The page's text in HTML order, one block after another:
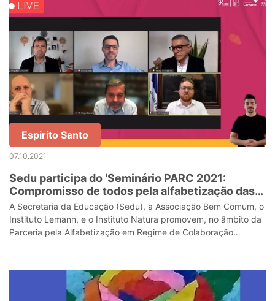
Espirito Santo
07.10.2021
Sedu participa do ‘Seminário PARC 2021:
Compromisso de todos pela alfabetização das
crianças’
A Secretaria da Educação (Sedu), a Associação Bem Comum, o
Instituto Lemann, e o Instituto Natura promovem, no âmbito da
Parceria pela Alfabetização em Regime de Colaboração